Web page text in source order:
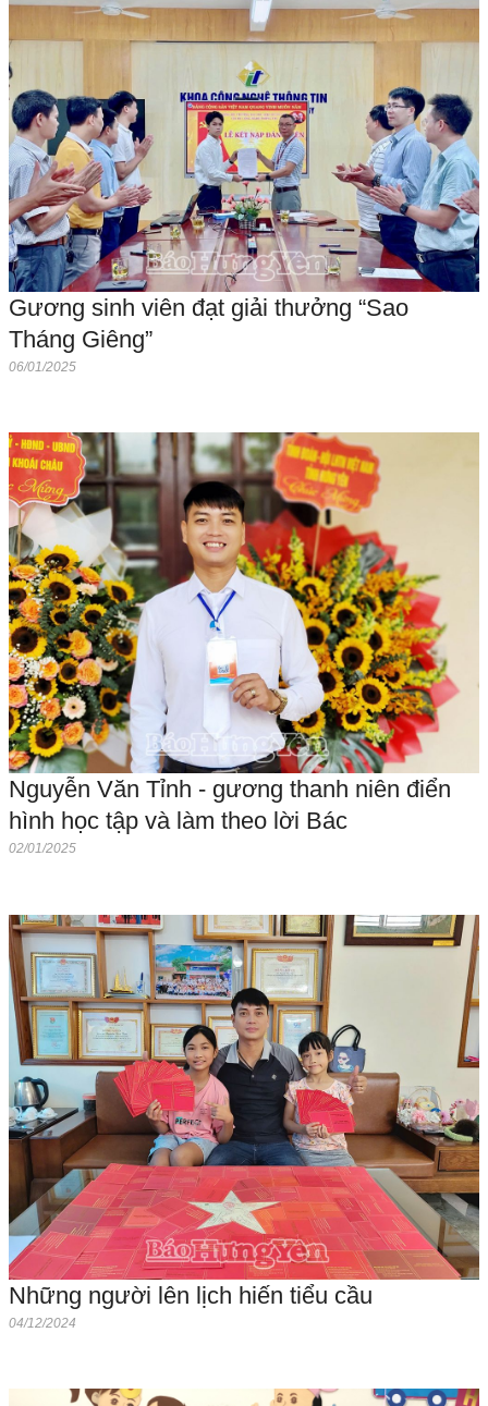
Gương sinh viên đạt giải thưởng “Sao
Tháng Giêng”
06/01/2025
Nguyễn Văn Tỉnh - gương thanh niên điển
hình học tập và làm theo lời Bác
02/01/2025
Những người lên lịch hiến tiểu cầu
04/12/2024